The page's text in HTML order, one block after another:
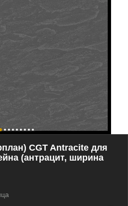
CGT Antracite для
(антрацит, ширина